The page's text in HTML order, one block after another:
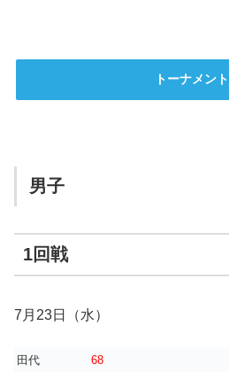
トーナメン
男子
1回戦
7月23日（水）
田代 68